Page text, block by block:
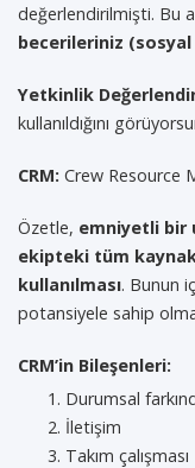
değerlendirilmişti. Bu
becerileriniz
Yetkinlik
kullanıldığını
CRM: Crew Resource
Özetle, emniyetli bir
ekipteki tüm
kullanılması. Bunun
potansiyele sahip
CRM’in Bileşenleri:
Durumsal
İletişim
Takım çalışması